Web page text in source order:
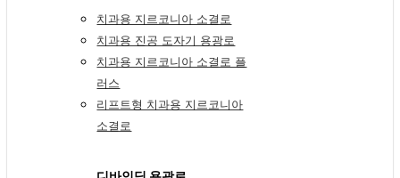
치과용 지르코니아 소결로
치과용 진공 도자기 용광로
치과용 지르코니아 소결로 플
러스
리프트형 치과용 지르코니아
소결로